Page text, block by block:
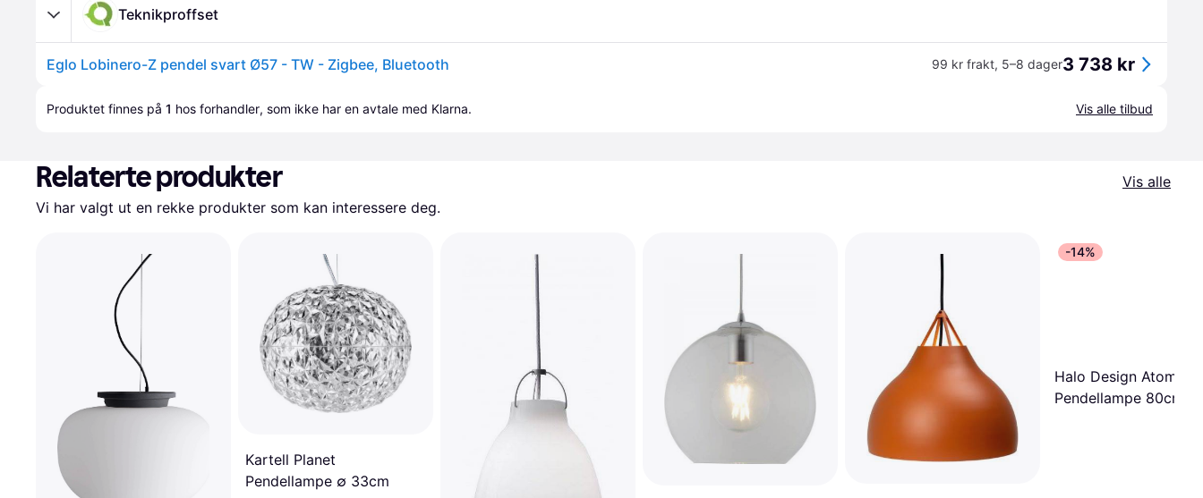
Teknikproffset
Eglo Lobinero-Z pendel svart Ø57 - TW - Zigbee, Bluetooth 99 kr frakt, 5–8 dager3 738 kr
Produktet finnes på 1 hos forhandler, som ikke har en avtale med Klarna. Vis alle tilbud
Relaterte produkter
Vis alle
Vi har valgt ut en rekke produkter som kan interessere deg.
Kartell Planet
Pendellampe ∅ 33cm
-14%
Halo Design Atom
Pendellampe 80cm